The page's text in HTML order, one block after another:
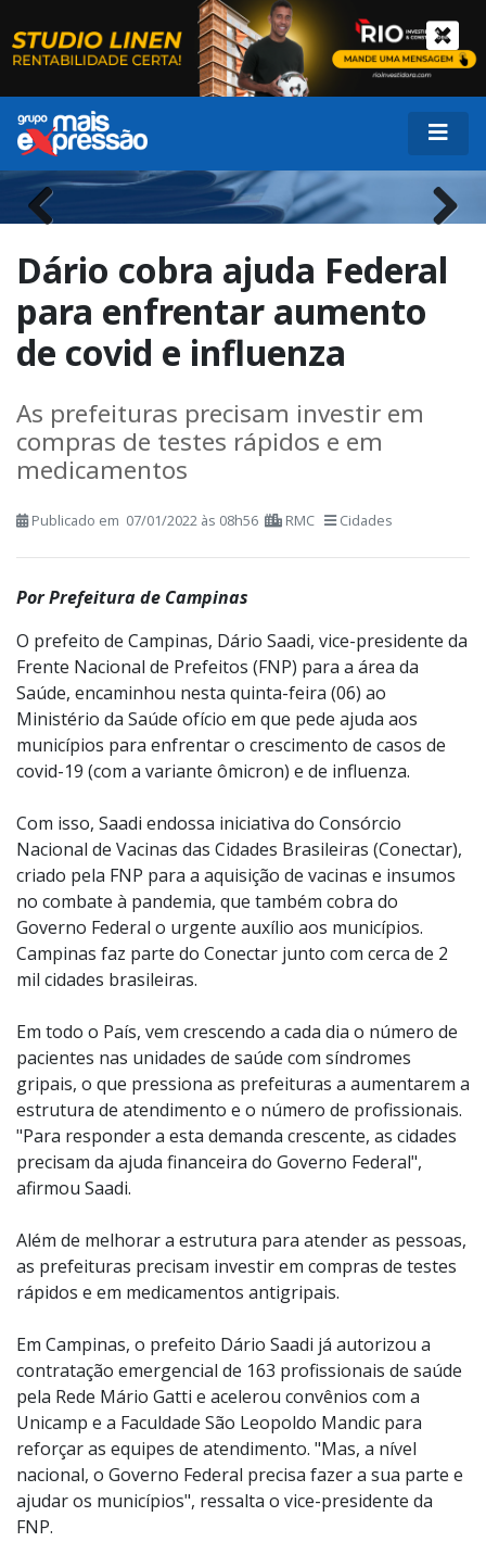
Previous Next
Dário cobra ajuda Federal
para enfrentar aumento
de covid e influenza
As prefeituras precisam investir em
compras de testes rápidos e em
medicamentos
Publicado em 07/01/2022 às 08h56 RMC Cidades
Por Prefeitura de Campinas
O prefeito de Campinas, Dário Saadi, vice-presidente da
Frente Nacional de Prefeitos (FNP) para a área da
Saúde, encaminhou nesta quinta-feira (06) ao
Ministério da Saúde ofício em que pede ajuda aos
municípios para enfrentar o crescimento de casos de
covid-19 (com a variante ômicron) e de influenza.
Com isso, Saadi endossa iniciativa do Consórcio
Nacional de Vacinas das Cidades Brasileiras (Conectar),
criado pela FNP para a aquisição de vacinas e insumos
no combate à pandemia, que também cobra do
Governo Federal o urgente auxílio aos municípios.
Campinas faz parte do Conectar junto com cerca de 2
mil cidades brasileiras.
Em todo o País, vem crescendo a cada dia o número de
pacientes nas unidades de saúde com síndromes
gripais, o que pressiona as prefeituras a aumentarem a
estrutura de atendimento e o número de profissionais.
"Para responder a esta demanda crescente, as cidades
precisam da ajuda financeira do Governo Federal",
afirmou Saadi.
Além de melhorar a estrutura para atender as pessoas,
as prefeituras precisam investir em compras de testes
rápidos e em medicamentos antigripais.
Em Campinas, o prefeito Dário Saadi já autorizou a
contratação emergencial de 163 profissionais de saúde
pela Rede Mário Gatti e acelerou convênios com a
Unicamp e a Faculdade São Leopoldo Mandic para
reforçar as equipes de atendimento. "Mas, a nível
nacional, o Governo Federal precisa fazer a sua parte e
ajudar os municípios", ressalta o vice-presidente da
FNP.